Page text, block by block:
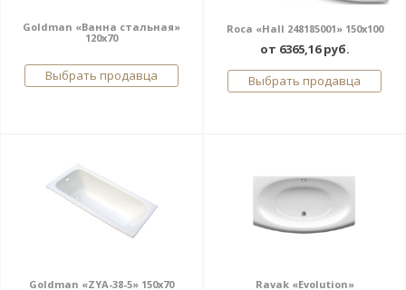
Goldman «Ванна стальная»
120x70
Выбрать продавца
Roca «Hall 248185001» 150x100
от 6365,16 руб.
Выбрать продавца
Goldman «ZYA-38-5» 150x70 Ravak «Evolution»